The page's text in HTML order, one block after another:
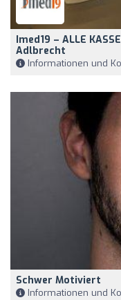
Imed19 – ALLE
Adlbrecht
Informationen und
Schwer Motiviert
Informationen und